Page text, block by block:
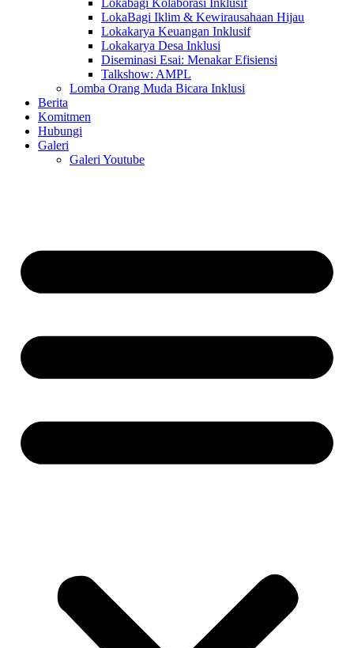
Lokabagi Kolaborasi Inklusif
LokaBagi Iklim & Kewirausahaan Hijau
Lokakarya Keuangan Inklusif
Lokakarya Desa Inklusi
Diseminasi Esai: Menakar Efisiensi
Talkshow: AMPL
Lomba Orang Muda Bicara Inklusi
Berita
Komitmen
Hubungi
Galeri
Galeri Youtube